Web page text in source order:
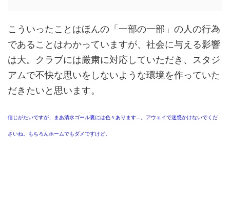
こういったことはほんの「一部の一部」の人の行為
であることはわかっていますが、社会に与える影響
は大。クラブには厳粛に対応していただき、スタジ
アムで不快な思いをしないような環境を作っていた
だきたいと思います。
信じがたいですが、まあ清水ゴール裏には色々あります...。アウェイで迷惑かけないでくだ
さいね。もちろんホームでもダメですけど。